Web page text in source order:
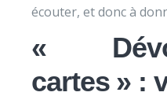
écouter, et donc à
«
cartes » :